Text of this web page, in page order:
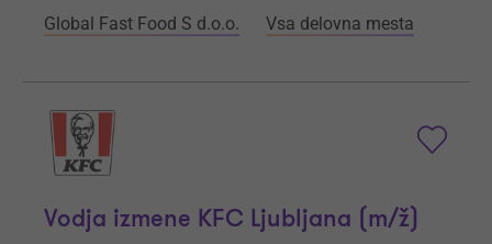
Global Fast Food S d.o.o. Vsa delovna mesta
Vodja izmene KFC Ljubljana (m/ž)